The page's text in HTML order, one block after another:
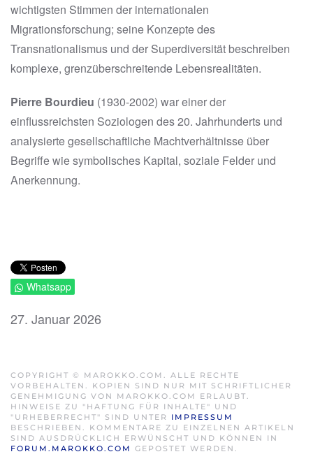
wichtigsten Stimmen der internationalen
Migrationsforschung; seine Konzepte des
Transnationalismus und der Superdiversität beschreiben
komplexe, grenzüberschreitende Lebensrealitäten.
Pierre Bourdieu (1930-2002) war einer der
einflussreichsten Soziologen des 20. Jahrhunderts und
analysierte gesellschaftliche Machtverhältnisse über
Begriffe wie symbolisches Kapital, soziale Felder und
Anerkennung.
Whatsapp
27. Januar 2026
COPYRIGHT © MAROKKO.COM. ALLE RECHTE
VORBEHALTEN. KOPIEN SIND NUR MIT SCHRIFTLICHER
GENEHMIGUNG VON MAROKKO.COM ERLAUBT.
HINWEISE ZU "HAFTUNG FÜR INHALTE" UND
"URHEBERRECHT" SIND UNTER IMPRESSUM
BESCHRIEBEN. KOMMENTARE ZU EINZELNEN ARTIKELN
SIND AUSDRÜCKLICH ERWÜNSCHT UND KÖNNEN IN
FORUM.MAROKKO.COM GEPOSTET WERDEN.